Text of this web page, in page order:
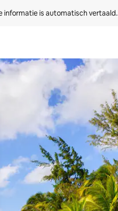
informatie is automatisch vertaald.